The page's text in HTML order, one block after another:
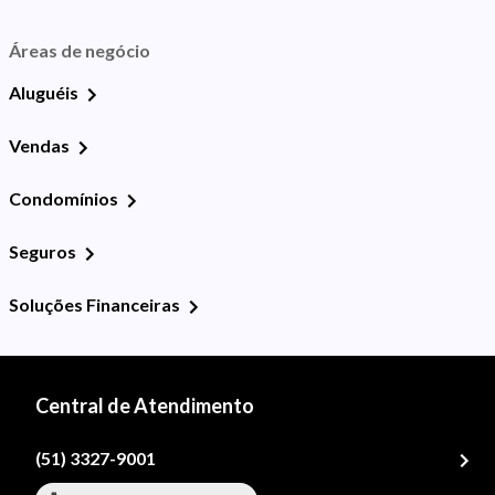
Áreas de negócio
Aluguéis
Vendas
Condomínios
Seguros
Soluções Financeiras
Central de Atendimento
(51) 3327-9001